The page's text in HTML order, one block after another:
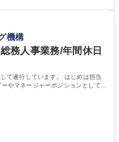
や気候変動による自然災害の
重要性が高まっています。
会の実現に貢献してまいりま
資格：
機構
務人事業務/年間休日
て遂行しています。 はじめは担当
やマネージャーポジションとして活